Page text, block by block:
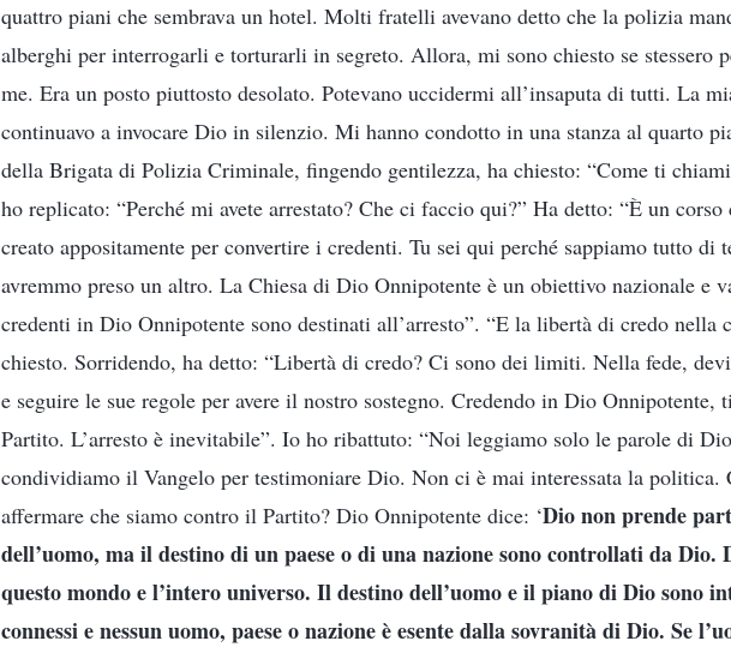
quattro piani che sembrava un hotel. Molti fratelli avevano detto che la polizia
alberghi per interrogarli e torturarli in segreto. Allora, mi sono chiesto se stessero
me. Era un posto piuttosto desolato. Potevano uccidermi all’insaputa di tutti. La
continuavo a invocare Dio in silenzio. Mi hanno condotto in una stanza al quarto
della Brigata di Polizia Criminale, fingendo gentilezza, ha chiesto: “Come ti
ho replicato: “Perché mi avete arrestato? Che ci faccio qui?” Ha detto: “È un
creato appositamente per convertire i credenti. Tu sei qui perché sappiamo tutto di
avremmo preso un altro. La Chiesa di Dio Onnipotente è un obiettivo nazionale e
credenti in Dio Onnipotente sono destinati all’arresto”. “E la libertà di credo nella
chiesto. Sorridendo, ha detto: “Libertà di credo? Ci sono dei limiti. Nella fede,
e seguire le sue regole per avere il nostro sostegno. Credendo in Dio
Partito. L’arresto è inevitabile”. Io ho ribattuto: “Noi leggiamo solo le parole di
condividiamo il Vangelo per testimoniare Dio. Non ci è mai interessata la politica.
affermare che siamo contro il Partito? Dio Onnipotente dice: ‘Dio non prende
dell’uomo, ma il destino di un paese o di una nazione sono controllati da Dio.
questo mondo e l’intero universo. Il destino dell’uomo e il piano di Dio sono
connessi e nessun uomo, paese o nazione è esente dalla sovranità di Dio. Se